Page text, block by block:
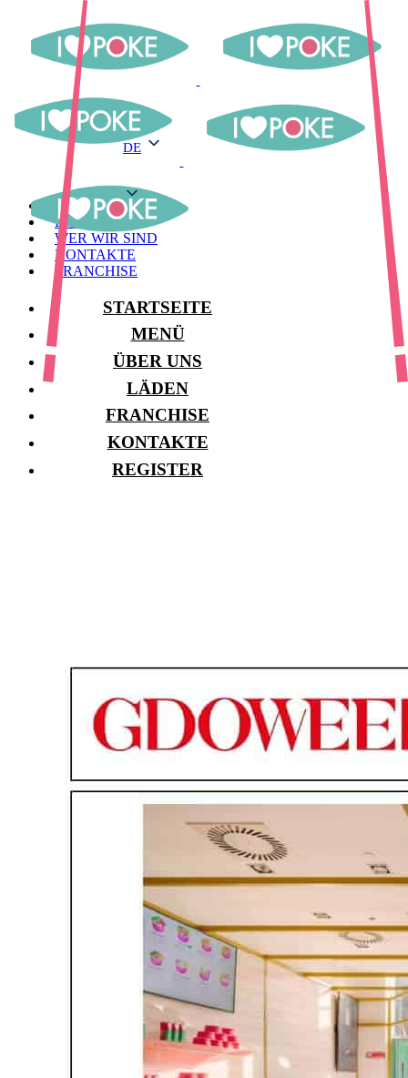
DE
MENÜ
LAGER
WER WIR SIND
KONTAKTE
FRANCHISE
STARTSEITE
MENÜ
ÜBER UNS
LÄDEN
FRANCHISE
KONTAKTE
REGISTER